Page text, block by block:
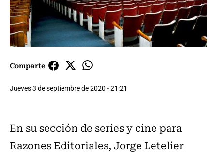
Comparte
Jueves 3 de septiembre de 2020 - 21:21
En su sección de series y cine para
Razones Editoriales, Jorge Letelier